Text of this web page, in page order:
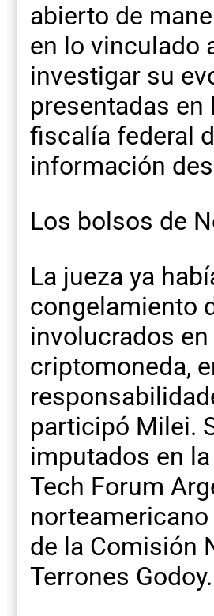
abierto de
en lo vinculado
investigar su
presentadas en
fiscalía federal
información
Los bolsos de
La jueza ya
congelamiento
involucrados
criptomoneda,
participó Milei.
imputados en
Tech Forum
de la Comisión
Terrones Godoy.